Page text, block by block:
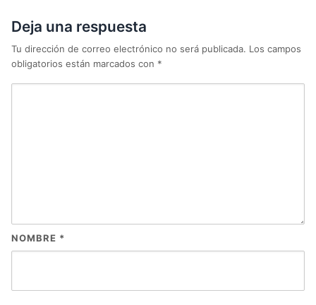
Deja una respuesta
Tu dirección de correo electrónico no será publicada. Los campos
obligatorios están marcados con *
NOMBRE *